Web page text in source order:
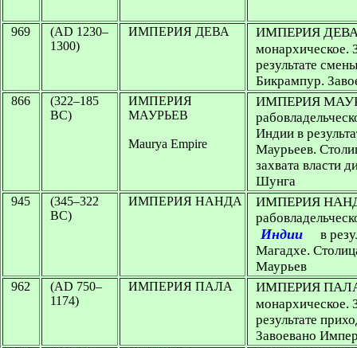
969
(AD 1230–
1300)
ИМПЕРИЯ ДЕВА
ИМПЕРИЯ ДЕВА
монархическое.
результате
Бикрампур.
866
(322–185
BC)
ИМПЕРИЯ
МАУРЬЕВ
Maurya Empire
ИМПЕРИЯ
Индии в
Маурьеев.
захвата власти
Шунга
945
(345–322
BC)
ИМПЕРИЯ НАНДА
ИМПЕРИЯ НАНДА
Индии
в
Магадхе.
Маурьев
962
(AD 750–
1174)
ИМПЕРИЯ ПАЛА
ИМПЕРИЯ ПАЛА
монархическое.
результате
Завоевано